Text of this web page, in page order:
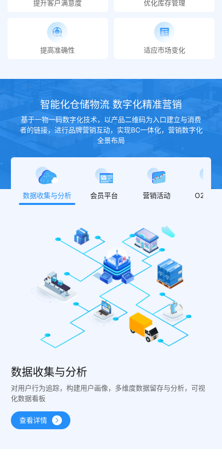
提升客户满意度 优化库存管理
提高准确性 适应市场变化
智能化仓储物流 数字化精准营销
基于一物一码数字化技术，以产品二维码为入口建立与消费
者的链接，进行品牌营销互动，实现BC一体化，营销数字化
全景布局
数据收集与分析 会员平台 营销活动 O2O营
数据收集与分析
对用户行为追踪，构建用户画像，多维度数据留存与分析，可视
化数据看板
查看详情